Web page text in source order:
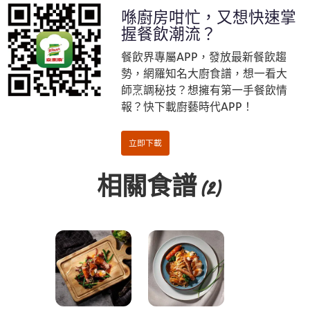
更多產品資訊
喺廚房咁忙，又想快速掌
握餐飲潮流？
餐飲界專屬APP，發放最新餐飲趨
勢，網羅知名大廚食譜，想一看大
師烹調秘技？想擁有第一手餐飲情
報？快下載廚藝時代APP！
相關食譜(2)